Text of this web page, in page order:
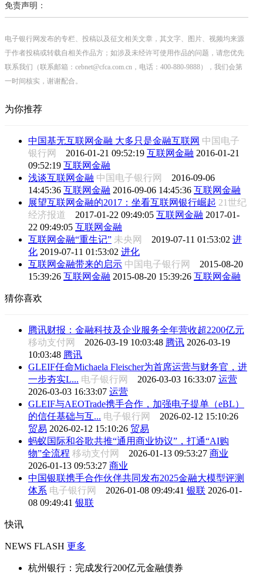
免责声明：
电子银行网发布的专栏、投稿以及征文相关文章，其文字、图片、视频均来源
于作者投稿或转载自相关作品方；如涉及未经许可使用作品的问题，请您优先
联系我们（联系邮箱：cebnet@cfca.com.cn，电话：400-880-9888），我们会第
一时间核实，谢谢配合。
为你推荐
中国基无互联网金融 大多只是金融互联网 中国电子
银行网 2016-01-21 09:52:19 互联网金融 2016-01-21
09:52:19 互联网金融
浅谈互联网金融 中国电子银行网 2016-09-06
14:45:36 互联网金融 2016-09-06 14:45:36 互联网金融
展望互联网金融的2017：坐看互联网银行崛起 21世纪
经济报道 2017-01-22 09:49:05 互联网金融 2017-01-
22 09:49:05 互联网金融
互联网金融“重生记” 未央网 2019-07-11 01:53:02 进
化 2019-07-11 01:53:02 进化
互联网金融带来的启示 中国电子银行网 2015-08-20
15:39:26 互联网金融 2015-08-20 15:39:26 互联网金融
猜你喜欢
腾讯财报：金融科技及企业服务全年营收超2200亿元
移动支付网 2026-03-19 10:03:48 腾讯 2026-03-19
10:03:48 腾讯
GLEIF任命Michaela Fleischer为首席运营与财务官，进
一步夯实L... 电子银行网 2026-03-03 16:33:07 运营
2026-03-03 16:33:07 运营
GLEIF与AEOTrade携手合作，加强电子提单（eBL）
的信任基础与互... 电子银行网 2026-02-12 15:10:26
贸易 2026-02-12 15:10:26 贸易
蚂蚁国际和谷歌共推“通用商业协议”，打通“AI购
物”全流程 移动支付网 2026-01-13 09:53:27 商业
2026-01-13 09:53:27 商业
中国银联携手合作伙伴共同发布2025金融大模型评测
体系 电子银行网 2026-01-08 09:49:41 银联 2026-01-
08 09:49:41 银联
快讯
NEWS FLASH 更多
杭州银行：完成发行200亿元金融债券